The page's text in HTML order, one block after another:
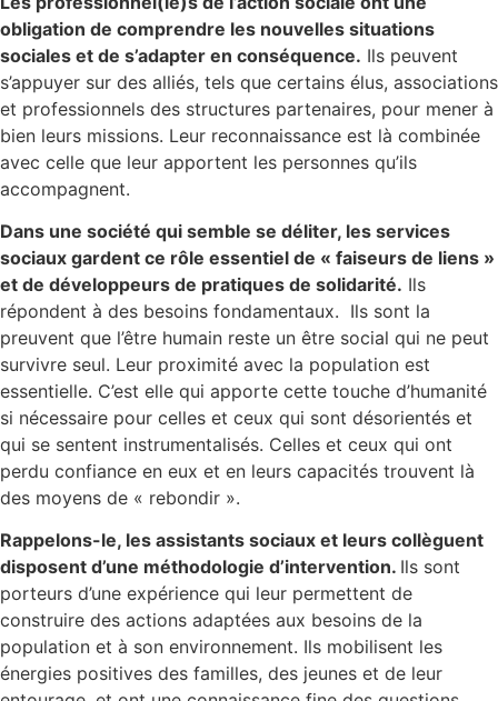
obligation de comprendre les nouvelles situations
sociales et de s’adapter en conséquence. Ils peuvent
s’appuyer sur des alliés, tels que certains élus, associations
et professionnels des structures partenaires, pour mener à
bien leurs missions. Leur reconnaissance est là combinée
avec celle que leur apportent les personnes qu’ils
accompagnent.
Dans une société qui semble se déliter, les services
sociaux gardent ce rôle essentiel de « faiseurs de liens »
et de développeurs de pratiques de solidarité. Ils
répondent à des besoins fondamentaux. Ils sont la
preuvent que l’être humain reste un être social qui ne peut
survivre seul. Leur proximité avec la population est
essentielle. C’est elle qui apporte cette touche d’humanité
si nécessaire pour celles et ceux qui sont désorientés et
qui se sentent instrumentalisés. Celles et ceux qui ont
perdu confiance en eux et en leurs capacités trouvent là
des moyens de « rebondir ».
Rappelons-le, les assistants sociaux et leurs collèguent
disposent d’une méthodologie d’intervention. Ils sont
porteurs d’une expérience qui leur permettent de
construire des actions adaptées aux besoins de la
population et à son environnement. Ils mobilisent les
énergies positives des familles, des jeunes et de leur